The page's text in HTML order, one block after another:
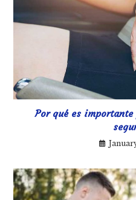
Por qué es